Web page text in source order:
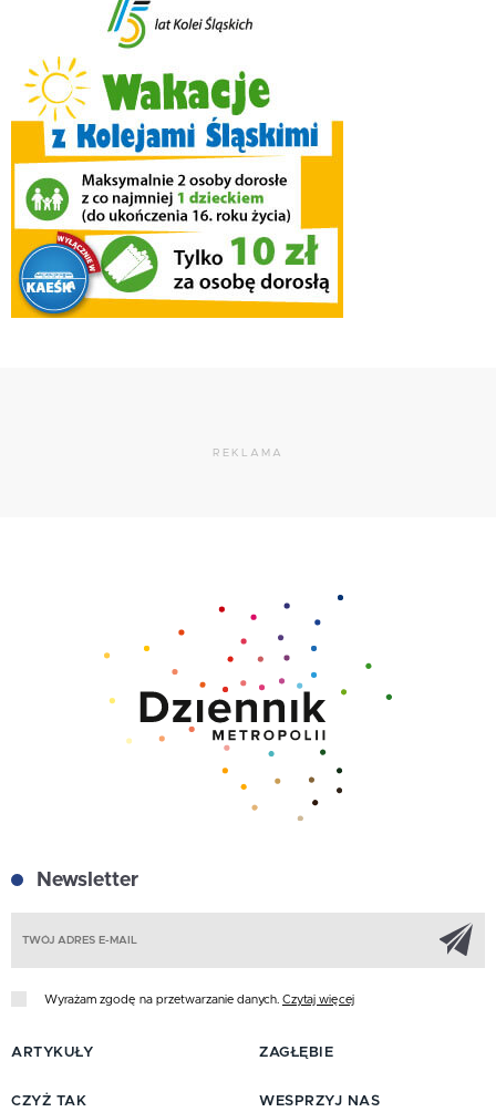
REKLAMA
Newsletter
Wyrażam zgodę na przetwarzanie danych. Czytaj więcej
ARTYKUŁY
CZYŻ TAK
ZAGŁĘBIE
WESPRZYJ NAS